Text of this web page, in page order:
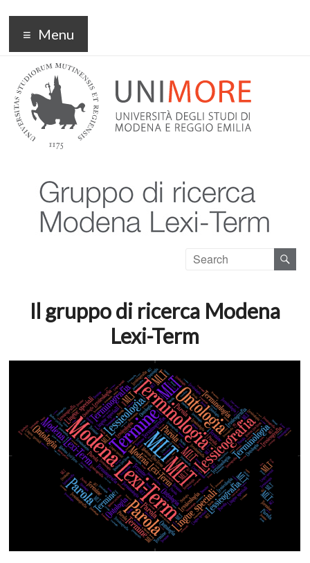
Modena Lexi term
Menu
Il gruppo di ricerca Modena
Lexi-Term